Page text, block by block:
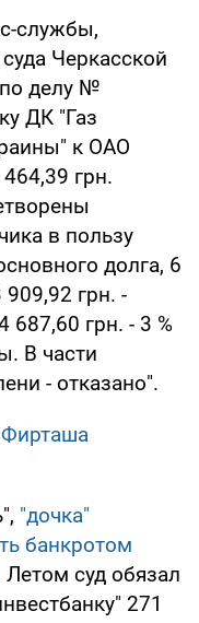
службы,
Черкасской
делу №
ДК "Газ
к ОАО
грн.
в пользу
долга, 6
грн. -
687,60 грн. - 3 %
В части
- отказано".
"дочка"
банкротом
Летом суд обязал
271